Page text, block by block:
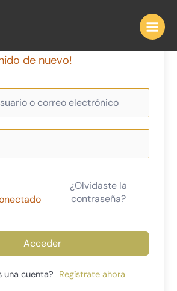
de nuevo!
¿Olvidaste la
contraseña?
Acceder
una cuenta? Regístrate ahora